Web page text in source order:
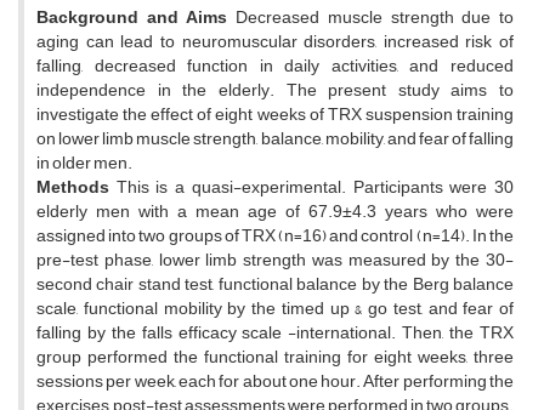
Background and Aims Decreased muscle strength due to
aging can lead to neuromuscular disorders, increased risk of
falling, decreased function in daily activities, and reduced
independence in the elderly. The present study aims to
investigate the effect of eight weeks of TRX suspension training
on lower limb muscle strength, balance, mobility, and fear of falling
in older men.
Methods This is a quasi-experimental. Participants were 30
elderly men with a mean age of 67.9±4.3 years who were
assigned into two groups of TRX (n=16) and control (n=14). In the
pre-test phase, lower limb strength was measured by the 30-
second chair stand test, functional balance by the Berg balance
scale, functional mobility by the timed up & go test, and fear of
falling by the falls efficacy scale -international. Then, the TRX
group performed the functional training for eight weeks, three
sessions per week, each for about one hour. After performing the